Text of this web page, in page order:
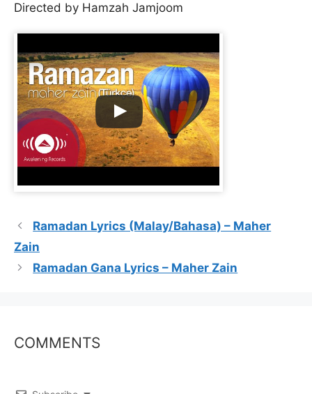
Directed by Hamzah Jamjoom
Ramadan Lyrics (Malay/Bahasa) – Maher
Zain
Ramadan Gana Lyrics – Maher Zain
COMMENTS